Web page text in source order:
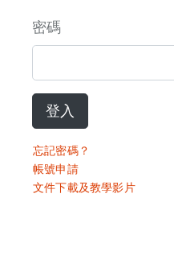
密碼
登入
忘記密碼？
帳號申請
文件下載及教學影片